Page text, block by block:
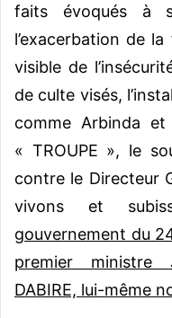
faits évoqués à
l’exacerbation de
visible de
de culte visés,
comme Arbinda
« TROUPE », le
contre le Directeur
vivons et
gouvernement du
premier ministre
DABIRE, lui-même